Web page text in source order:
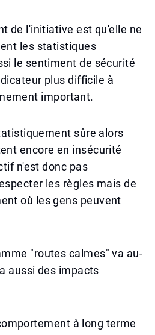
de l'initiative est qu'elle ne
les statistiques
le sentiment de sécurité
plus difficile à
important.
sûre alors
encore en insécurité
n'est donc pas
les règles mais de
où les gens peuvent
"routes calmes" va au-
aussi des impacts
à long terme